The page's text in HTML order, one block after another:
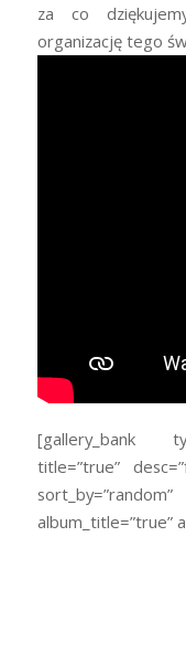
za co
organizację tego
[gallery_bank
title=”true”
album_title=”true”